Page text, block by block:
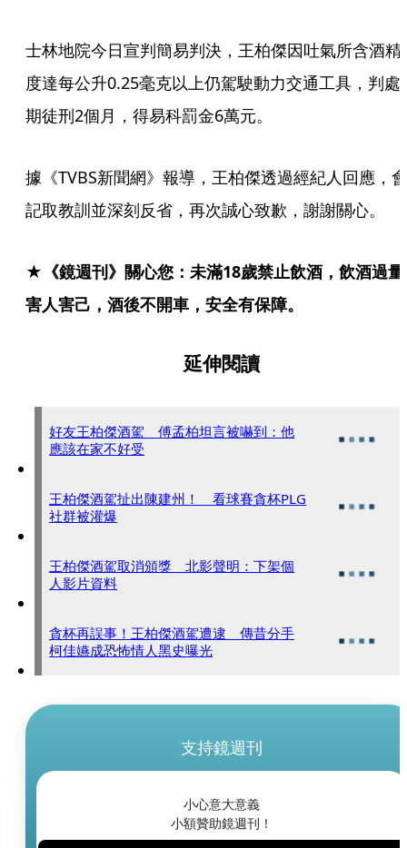
士林地院今日宣判簡易判決，王柏傑因吐氣所含酒精
度達每公升0.25毫克以上仍駕駛動力交通工具，判處
期徒刑2個月，得易科罰金6萬元。
據《TVBS新聞網》報導，王柏傑透過經紀人回應，會
記取教訓並深刻反省，再次誠心致歉，謝謝關心。
★《鏡週刊》關心您：未滿18歲禁止飲酒，飲酒過量
害人害己，酒後不開車，安全有保障。
延伸閱讀
好友王柏傑酒駕 傅孟柏坦言被嚇到：他
應該在家不好受
王柏傑酒駕扯出陳建州！ 看球賽貪杯PLG
社群被灌爆
王柏傑酒駕取消頒獎 北影聲明：下架個
人影片資料
貪杯再誤事！王柏傑酒駕遭逮 傳昔分手
柯佳嬿成恐怖情人黑史曝光
支持鏡週刊
小心意大意義
小額贊助鏡週刊！